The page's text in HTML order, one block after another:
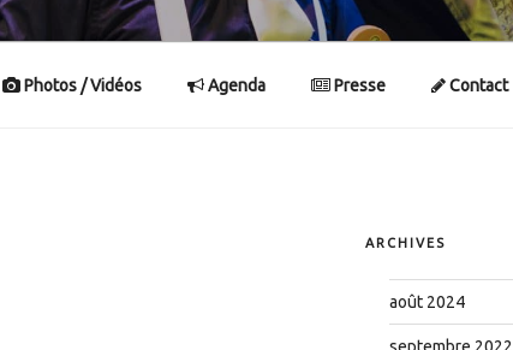
Photos / Vidéos Agenda Presse Contact
ARCHIVES
août 2024